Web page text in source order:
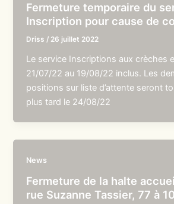
Fermeture temporaire du
Inscription pour cause de
Driss / 26 juillet 2022
Le service Inscriptions aux crèches
21/07/22 au 19/08/22 inclus. Les
positions sur liste d’attente seront
plus tard le 24/08/22
News
Fermeture de la halte
rue Suzanne Tassier, 77 à